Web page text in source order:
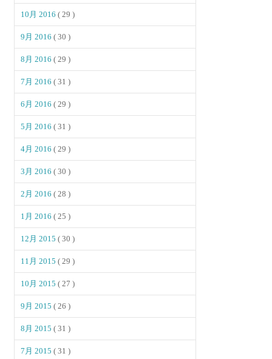
10月 2016( 29 )
9月 2016( 30 )
8月 2016( 29 )
7月 2016( 31 )
6月 2016( 29 )
5月 2016( 31 )
4月 2016( 29 )
3月 2016( 30 )
2月 2016( 28 )
1月 2016( 25 )
12月 2015( 30 )
11月 2015( 29 )
10月 2015( 27 )
9月 2015( 26 )
8月 2015( 31 )
7月 2015( 31 )